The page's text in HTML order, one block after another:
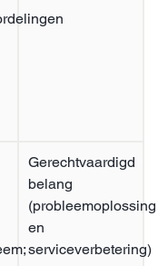
Gerechtvaardigd
belang
(probleemoplossing
en
serviceverbetering)